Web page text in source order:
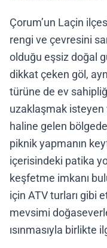
Çorum’un Laçin
rengi ve çevresini
olduğu eşsiz doğal
dikkat çeken göl,
türüne de ev
uzaklaşmak isteyen
haline gelen
piknik yapmanın
içerisindeki patika
keşfetme imkanı
için ATV turları gibi
mevsimi
ısınmasıyla birlikte